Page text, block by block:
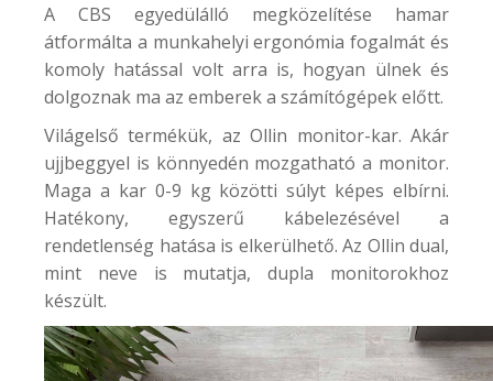
A CBS egyedülálló megközelítése hamar
átformálta a munkahelyi ergonómia fogalmát és
komoly hatással volt arra is, hogyan ülnek és
dolgoznak ma az emberek a számítógépek előtt.
Világelső termékük, azOllin monitor-kar. Akár
ujjbeggyel is könnyedén mozgatható a monitor.
Maga a kar 0-9 kg közötti súlyt képes elbírni.
Hatékony, egyszerű kábelezésével a
rendetlenség hatása is elkerülhető. Az Ollin dual,
mint neve is mutatja, dupla monitorokhoz
készült.